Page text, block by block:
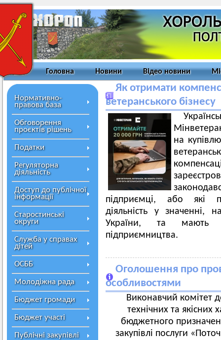
Головна Новини Відео новини
Нормативно-
правова база
Обговорення
проєктів рішень
Податки
Регуляторна
діяльність
Доступ до публічної
інформації
Старостинські
округи
Служба у справах
дітей
ОСББ
Молодіжна рада
Бюджет громади
Бюджет участі
Публічні закупівлі
Як отримати
ветеранського бізнесу
на
підприємці, або які
діяльність у значенні,
України, та мають
підприємництва.
Оголошення про
особливостями
Виконавчий комітет
технічних та якісних
бюджетного
закупівлі послуги